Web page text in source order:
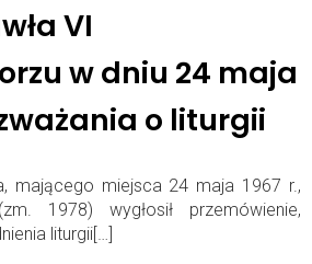
VI
w dniu 24 maja
o liturgii
mającego miejsca 24 maja 1967 r.,
1978) wygłosił przemówienie,
liturgii[…]